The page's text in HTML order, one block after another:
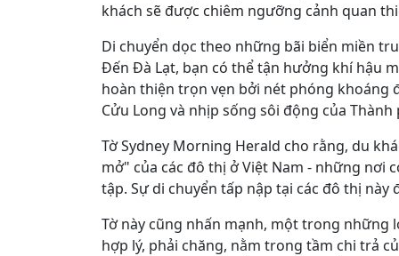
khách sẽ được chiêm ngưỡng cảnh quan
Di chuyển dọc theo những bãi biển miền
Đến Đà Lạt, bạn có thể tận hưởng khí hậu
hoàn thiện trọn vẹn bởi nét phóng khoáng
Cửu Long và nhịp sống sôi động của Thành
Tờ Sydney Morning Herald cho rằng, du
mở" của các đô thị ở Việt Nam - những nơi
tập. Sự di chuyển tấp nập tại các đô thị
Tờ này cũng nhấn mạnh, một trong những
hợp lý, phải chăng, nằm trong tầm chi trả